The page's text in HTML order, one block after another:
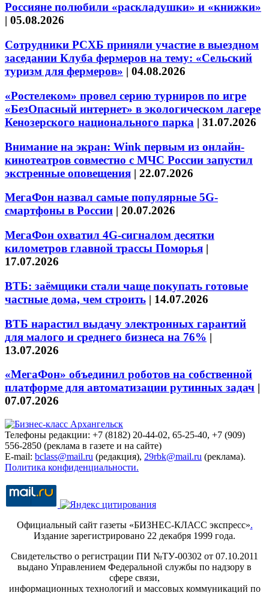
Россияне полюбили «раскладушки» и «книжки»
| 05.08.2026
Сотрудники РСХБ приняли участие в выездном
заседании Клуба фермеров на тему: «Сельский
туризм для фермеров» | 04.08.2026
«Ростелеком» провел серию турниров по игре
«БезОпасный интернет» в экологическом лагере
Кенозерского национального парка | 31.07.2026
Внимание на экран: Wink первым из онлайн-
кинотеатров совместно с МЧС России запустил
экстренные оповещения | 22.07.2026
МегаФон назвал самые популярные 5G-
смартфоны в России | 20.07.2026
МегаФон охватил 4G-сигналом десятки
километров главной трассы Поморья |
17.07.2026
ВТБ: заёмщики стали чаще покупать готовые
частные дома, чем строить | 14.07.2026
ВТБ нарастил выдачу электронных гарантий
для малого и среднего бизнеса на 76% |
13.07.2026
«МегаФон» объединил роботов на собственной
платформе для автоматизации рутинных задач |
07.07.2026
Телефоны редакции: +7 (8182) 20-44-02, 65-25-40, +7 (909)
556-2850 (реклама в газете и на сайте)
E-mail: bclass@mail.ru (редакция), 29rbk@mail.ru (реклама).
Политика конфиденциальности.
Официальный сайт газеты «БИЗНЕС-КЛАСС экспресс».
Издание зарегистрировано 22 декабря 1999 года.
Свидетельство о регистрации ПИ №ТУ-00302 от 07.10.2011
выдано Управлением Федеральной службы по надзору в
сфере связи,
информационных технологий и массовых коммуникаций по